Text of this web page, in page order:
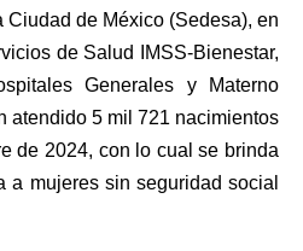
Ciudad de México (Sedesa), en
de Salud IMSS-Bienestar,
Generales y Materno
atendido 5 mil 721 nacimientos
de 2024, con lo cual se brinda
a mujeres sin seguridad social